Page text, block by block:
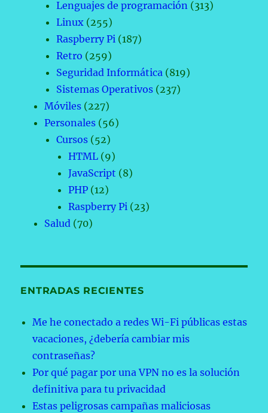
Lenguajes de programación (313)
Linux (255)
Raspberry Pi (187)
Retro (259)
Seguridad Informática (819)
Sistemas Operativos (237)
Móviles (227)
Personales (56)
Cursos (52)
HTML (9)
JavaScript (8)
PHP (12)
Raspberry Pi (23)
Salud (70)
ENTRADAS RECIENTES
Me he conectado a redes Wi-Fi públicas estas
vacaciones, ¿debería cambiar mis
contraseñas?
Por qué pagar por una VPN no es la solución
definitiva para tu privacidad
Estas peligrosas campañas maliciosas